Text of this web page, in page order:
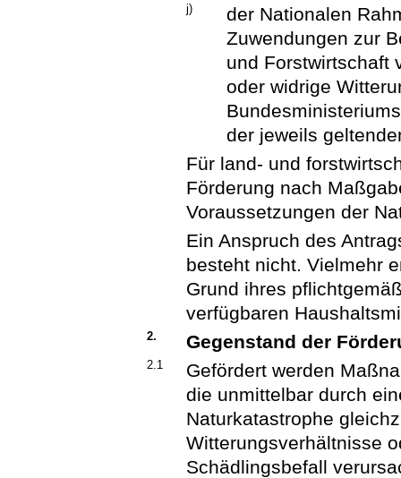
j)
der Nationalen
Zuwendungen zur
und Forstwirtschaft
oder widrige
der jeweils
Für land- und
Förderung nach
Voraussetzungen der
Ein Anspruch des
besteht nicht. Vielmehr
Grund ihres
verfügbaren
2. Gegenstand der
2.1
Gefördert werden
die unmittelbar durch
Naturkatastrophe
Witterungsverhältnisse
Schädlingsbefall